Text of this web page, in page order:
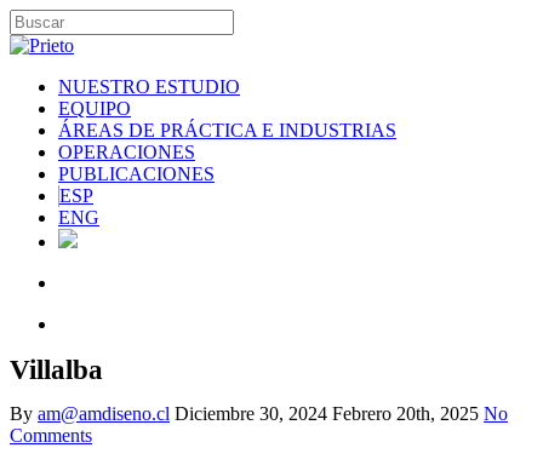
NUESTRO ESTUDIO
EQUIPO
ÁREAS DE PRÁCTICA E INDUSTRIAS
OPERACIONES
PUBLICACIONES
ESP
ENG
Villalba
By am@amdiseno.cl Diciembre 30, 2024 Febrero 20th, 2025 No
Comments